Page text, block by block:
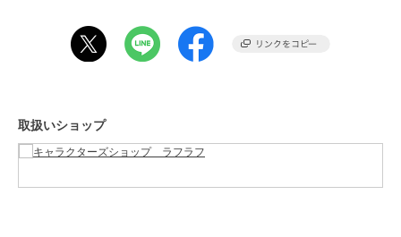
この商品は、不良品のみ返品を承ります
ショップ
キャラクターズショップ ラフラ
取扱いショップ